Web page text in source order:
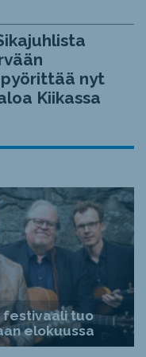
nyt
Kiikassa
festivaali tuo
elokuussa